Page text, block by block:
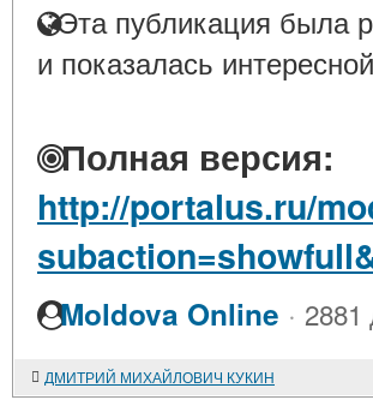
Эта публикация была
и показалась
Полная версия:
http://portalus.ru/
Moldova Online · 2881
ДМИТРИЙ МИХАЙЛОВИЧ КУКИН